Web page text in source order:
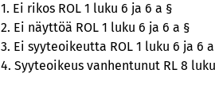
1. Ei rikos ROL 1 luku 6 ja 6 a §
2. Ei näyttöä ROL 1 luku 6 ja 6 a §
3. Ei syyteoikeutta ROL 1 luku 6 ja 6
4. Syyteoikeus vanhentunut RL 8